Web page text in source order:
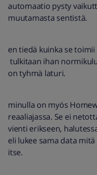
automaatio pysty
muutamasta sentistä.
en tiedä kuinka se
tulkitaan ihan
on tyhmä laturi.
minulla on myös
reaaliajassa. Se ei
vienti erikseen,
eli lukee sama data
itse.